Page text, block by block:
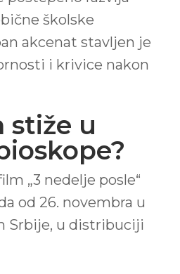
školske
akcenat stavljen je
i krivice nakon
stiže u
„3 nedelje posle“
od 26. novembra u
Srbije, u distribuciji